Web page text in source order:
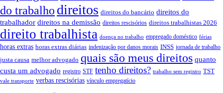
do trabalho direitos direitos do bancário direitos do
trabalhador direitos na demissão direitos rescisórios direitos trabalhistas 2026
direito trabalhista doença no trabalho empregado doméstico férias
horas extras horas extras diárias indenização por danos morais INSS jornada de trabalho
justa causa melhor advogado quais são meus direitos quanto
custa um advogado registro STF tenho direitos? trabalho sem registro TST
vale transporte verbas rescisórias vínculo empregatício